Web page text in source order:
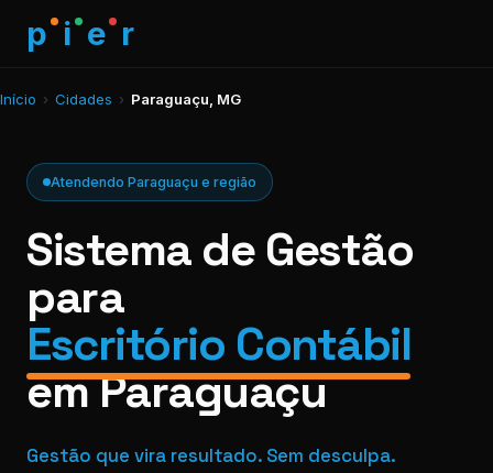
p i e r
Início › Cidades › Paraguaçu, MG
Atendendo Paraguaçu e região
Sistema de Gestão
para
Escritório Contábil
em Paraguaçu
Gestão que vira resultado. Sem desculpa.